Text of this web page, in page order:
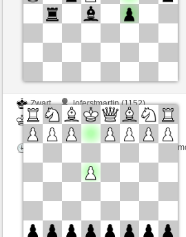
Zwart
loferstmartin (1152)
Wit
Mike88 (1262)
Speelduur: 5 minutes/side + 5 seconds/